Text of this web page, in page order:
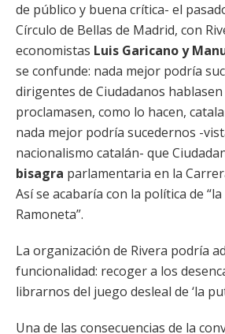
de público y buena crítica- el
Círculo de Bellas de Madrid, con
economistas Luis Garicano y
se confunde: nada mejor podría
dirigentes de Ciudadanos hablasen
proclamasen, como lo hacen,
nada mejor podría sucedernos -
nacionalismo catalán- que
bisagra parlamentaria en la
Así se acabaría con la política de
Ramoneta”.
La organización de Rivera podría
funcionalidad: recoger a los
librarnos del juego desleal de ‘la
Una de las consecuencias de la